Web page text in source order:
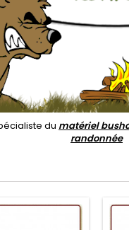
du matériel
randonnée